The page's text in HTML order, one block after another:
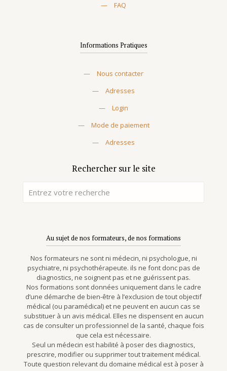
—
FAQ
Informations Pratiques
—
Nous contacter
—
Adresses
—
Login
—
Mode de paiement
—
Adresses
Rechercher sur le site
Au sujet de nos formateurs, de nos formations
Nos formateurs ne sont ni médecin, ni psychologue, ni
psychiatre, ni psychothérapeute. ils ne font donc pas de
diagnostics, ne soignent pas et ne guérissent pas.
Nos formations sont données uniquement dans le cadre
d’une démarche de bien-être à l’exclusion de tout objectif
médical (ou paramédical) et ne peuvent en aucun cas se
substituer à un avis médical. Elles ne dispensent en aucun
cas de consulter un professionnel de la santé, chaque fois
que cela est nécessaire.
Seul un médecin est habilité à poser des diagnostics,
prescrire, modifier ou supprimer tout traitement médical.
Toute question relevant du domaine médical est à poser à